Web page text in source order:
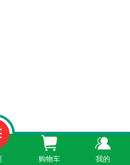
元左右的成本拆解
购物车 我的